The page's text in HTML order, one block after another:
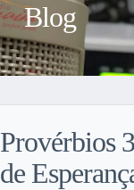
Blog
Provérbios
de